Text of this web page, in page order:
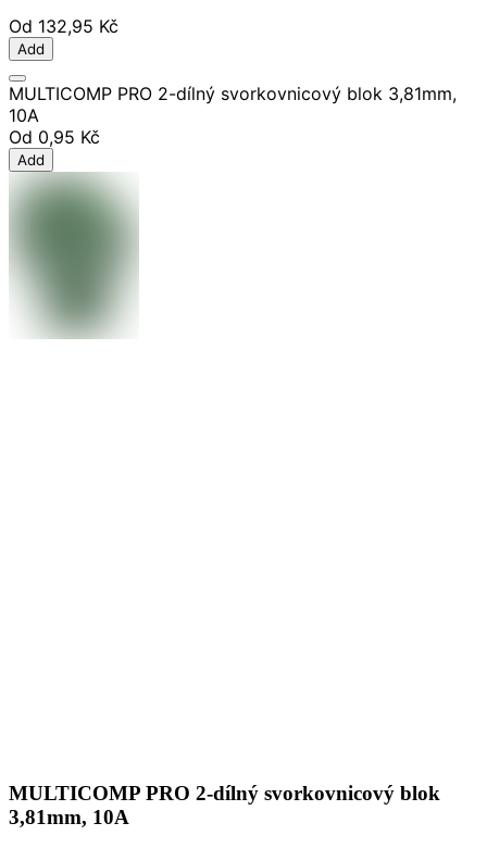
Od 132,95 Kč
Add
MULTICOMP PRO 2-dílný svorkovnicový blok 3,81mm,
10A
Od 0,95 Kč
Add
MULTICOMP PRO 2-dílný svorkovnicový blok
3,81mm, 10A